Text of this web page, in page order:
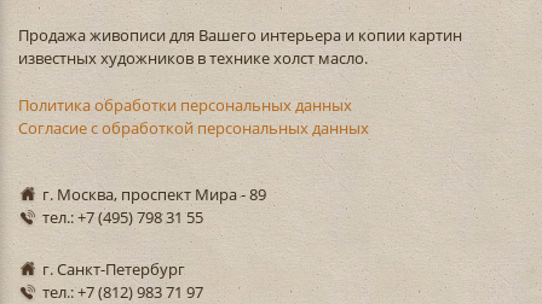
Продажа живописи для Вашего интерьера и копии картин
известных художников в технике холст масло.
Политика обработки персональных данных
Согласие с обработкой персональных данных
г. Москва, проспект Мира - 89
тел.: +7 (495) 798 31 55
г. Санкт-Петербург
тел.: +7 (812) 983 71 97